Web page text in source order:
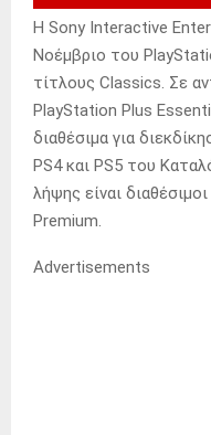
Η Sony Interactive
Νοέμβριο του
τίτλους Classics. Σε
PlayStation Plus
διαθέσιμα για
PS4 και PS5 του
λήψης είναι
Premium.
Advertisements